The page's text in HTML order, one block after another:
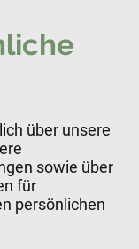
über unsere
sowie über
für
persönlichen